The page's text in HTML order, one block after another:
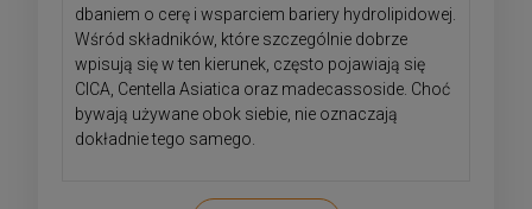
dbaniem o cerę i wsparciem bariery hydrolipidowej.
Wśród składników, które szczególnie dobrze
wpisują się w ten kierunek, często pojawiają się
CICA, Centella Asiatica oraz madecassoside. Choć
bywają używane obok siebie, nie oznaczają
dokładnie tego samego.